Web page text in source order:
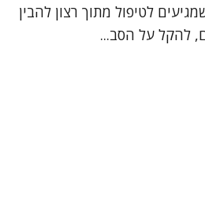
לטיפול מתוך רצון להבין
להקל על הסב...